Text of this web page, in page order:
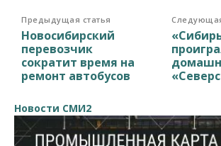
Предыдущая статья
Новосибирский
перевозчик
сократит время на
ремонт автобусов
Новости СМИ2